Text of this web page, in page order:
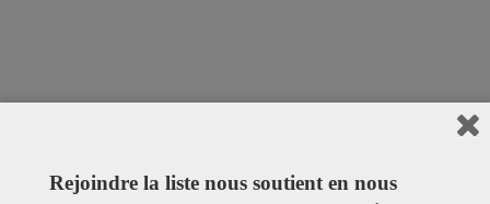
Rejoindre la liste nous soutient en nous